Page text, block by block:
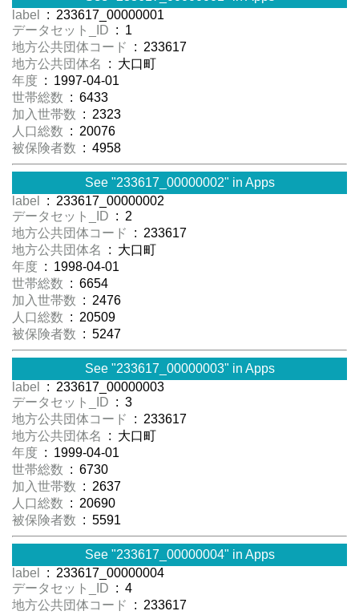
label
: 233617_00000001
データセット_ID : 1
地方公共団体コード
: 233617
地方公共団体名
: 大口町
年度 : 1997-04-01
世帯総数 : 6433
加入世帯数 : 2323
人口総数 : 20076
被保険者数 : 4958
See "233617_00000002" in Apps
label
: 233617_00000002
データセット_ID : 2
地方公共団体コード
: 233617
地方公共団体名
: 大口町
年度 : 1998-04-01
世帯総数 : 6654
加入世帯数 : 2476
人口総数 : 20509
被保険者数 : 5247
See "233617_00000003" in Apps
label
: 233617_00000003
データセット_ID : 3
地方公共団体コード
: 233617
地方公共団体名
: 大口町
年度 : 1999-04-01
世帯総数 : 6730
加入世帯数 : 2637
人口総数 : 20690
被保険者数 : 5591
See "233617_00000004" in Apps
label
: 233617_00000004
データセット_ID : 4
地方公共団体コード
: 233617